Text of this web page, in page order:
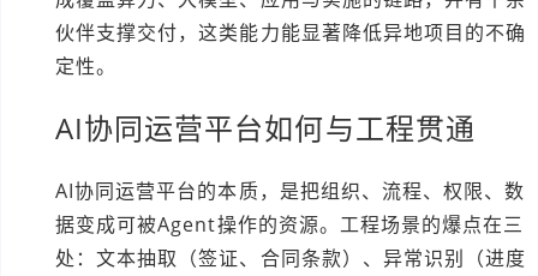
伙伴支撑交付，这类能力能显著降低异地项目的不确
定性。
AI协同运营平台如何与工程贯通
AI协同运营平台的本质，是把组织、流程、权限、数
据变成可被Agent操作的资源。工程场景的爆点在三
处：文本抽取（签证、合同条款）、异常识别（进度